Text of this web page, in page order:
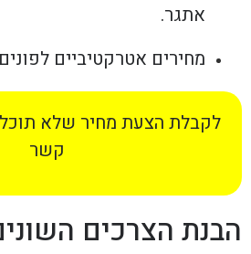
אתגר.
מחירים אטרקטיביים
לקבלת הצעת מחיר שלא
קשר
הבנת הצרכים